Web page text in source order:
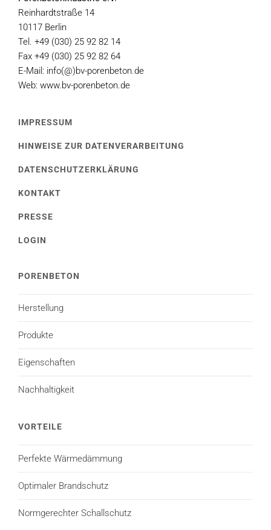
Reinhardtstraße 14
10117 Berlin
Tel. +49 (030) 25 92 82 14
Fax +49 (030) 25 92 82 64
E-Mail: info(@)bv-porenbeton.de
Web: www.bv-porenbeton.de
IMPRESSUM
HINWEISE ZUR DATENVERARBEITUNG
DATENSCHUTZERKLÄRUNG
KONTAKT
PRESSE
LOGIN
PORENBETON
Herstellung
Produkte
Eigenschaften
Nachhaltigkeit
VORTEILE
Perfekte Wärmedämmung
Optimaler Brandschutz
Normgerechter Schallschutz